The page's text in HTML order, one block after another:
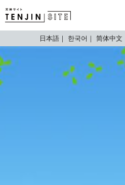
TENJIN SITE
日本語 한국어 简体中文